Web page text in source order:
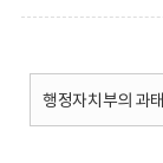
행정자치부의 과